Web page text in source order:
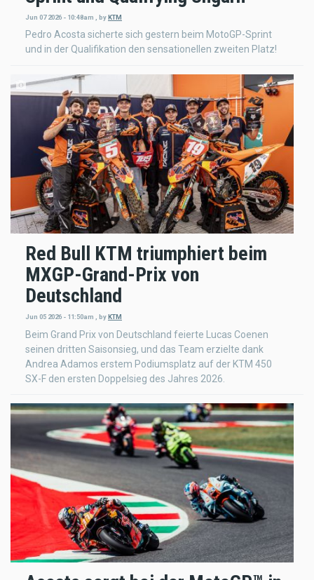
Jun 07 2026 - 10:48am byKTM
Pedro Acosta sicherte sich gestern beim MotoGP-Sprint
und in der Qualifikation den sensationellen zweiten Platz!
Red Bull KTM triumphiert beim
MXGP-Grand-Prix von
Deutschland
Jun 05 2026 - 11:50am byKTM
Beim Grand Prix von Deutschland feierte Lucas Coenen
seinen dritten Saisonsieg, und das Team erzielte dank
Andrea Adamos erstem Podiumsplatz auf der KTM 450
SX-F den ersten Doppelsieg des Jahres 2026.